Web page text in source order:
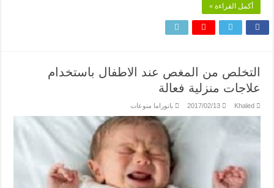
أكمل القراءة »
التخلص من المغص عند الاطفال باستخدام
علاجات منزلية فعالة
Khaled
2017/02/13 بانوراما منوعات